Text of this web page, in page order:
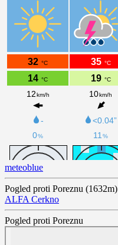
meteoblue
Pogled proti Poreznu (1632m)
ALFA Cerkno
Pogled proti Poreznu